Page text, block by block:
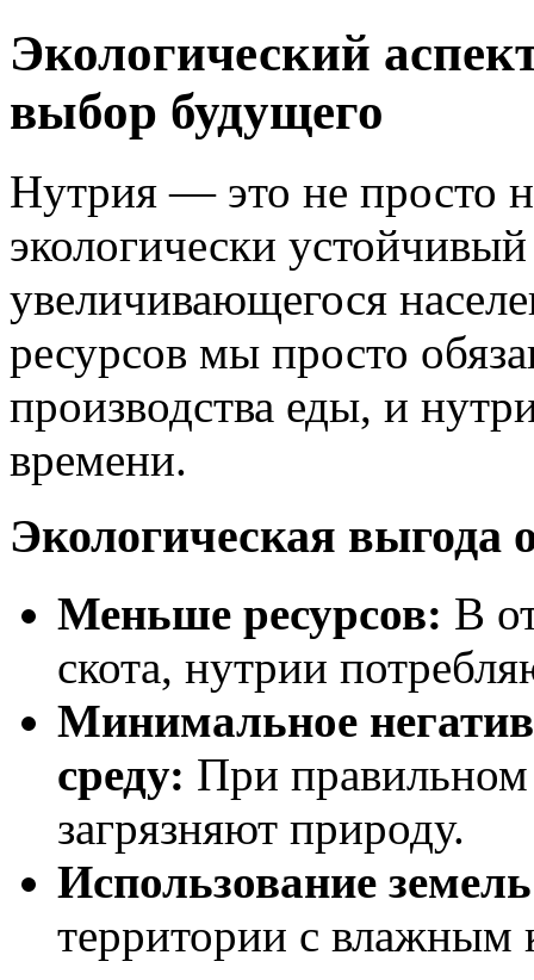
Экологический
выбор будущего
Нутрия — это не просто
экологически
увеличивающегося
ресурсов мы просто
производства еды, и
времени.
Экологическая выгода
Меньше ресурсов: В
скота, нутрии
Минимальное
среду: При
загрязняют природу.
Использование
территории с влажным